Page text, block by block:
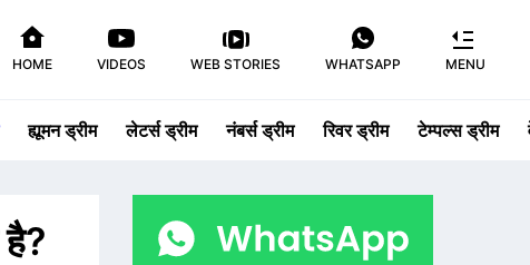
HOME VIDEOS WEB STORIES WHATSAPP MENU
ह्यूमन ड्रीम लेटर्स ड्रीम नंबर्स ड्रीम रिवर ड्रीम टेम्पल्स ड्रीम